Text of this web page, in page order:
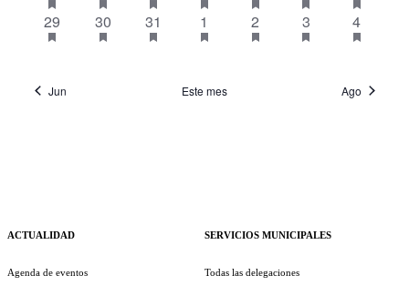
evento
destacadoevento
destacadoevento
destacadoevento
destacadoevento
destacadoevento
destacadoeventos
1
evento
29tiene
eventos
1
evento
30tiene
eventos
1
evento
31tiene
eventos
1
evento
1tiene
eventos
1
evento
2tiene
eventos
1
evento
3tiene
eventos
2
eventos
4tiene
eventos
Jun Este mes Ago
ACTUALIDAD
Agenda de eventos
SERVICIOS MUNICIPALES
Todas las delegaciones